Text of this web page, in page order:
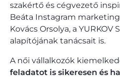
szakértő és cégvezető
Beáta Instagram
Kovács Orsolya, a YURKOV
alapítójának tanácsait is.
A női vállalkozók
feladatot is sikeresen és